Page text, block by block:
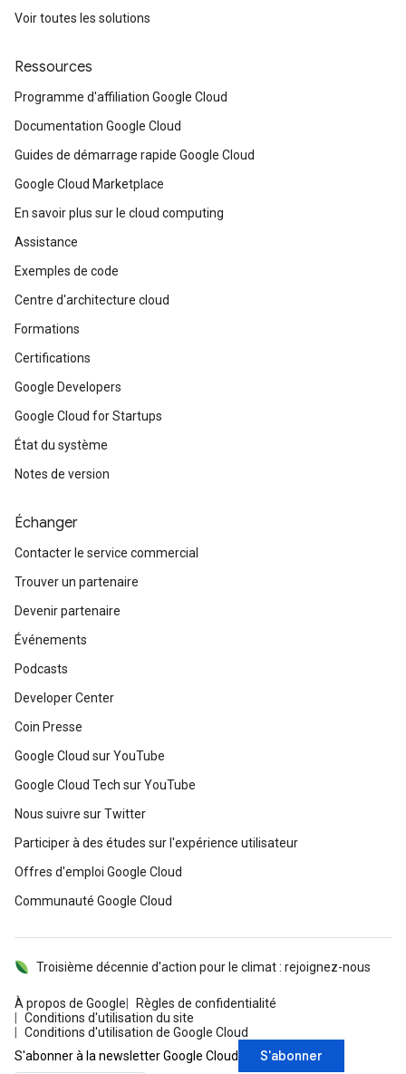
Voir toutes les solutions
Ressources
Programme d'affiliation Google Cloud
Documentation Google Cloud
Guides de démarrage rapide Google Cloud
Google Cloud Marketplace
En savoir plus sur le cloud computing
Assistance
Exemples de code
Centre d'architecture cloud
Formations
Certifications
Google Developers
Google Cloud for Startups
État du système
Notes de version
Échanger
Contacter le service commercial
Trouver un partenaire
Devenir partenaire
Événements
Podcasts
Developer Center
Coin Presse
Google Cloud sur YouTube
Google Cloud Tech sur YouTube
Nous suivre sur Twitter
Participer à des études sur l'expérience utilisateur
Offres d'emploi Google Cloud
Communauté Google Cloud
À propos de Google
Règles de confidentialité
Conditions d'utilisation du site
Conditions d'utilisation de Google Cloud
Troisième décennie d'action pour le climat : rejoignez-nous
S'abonner à la newsletter Google Cloud S'abonner